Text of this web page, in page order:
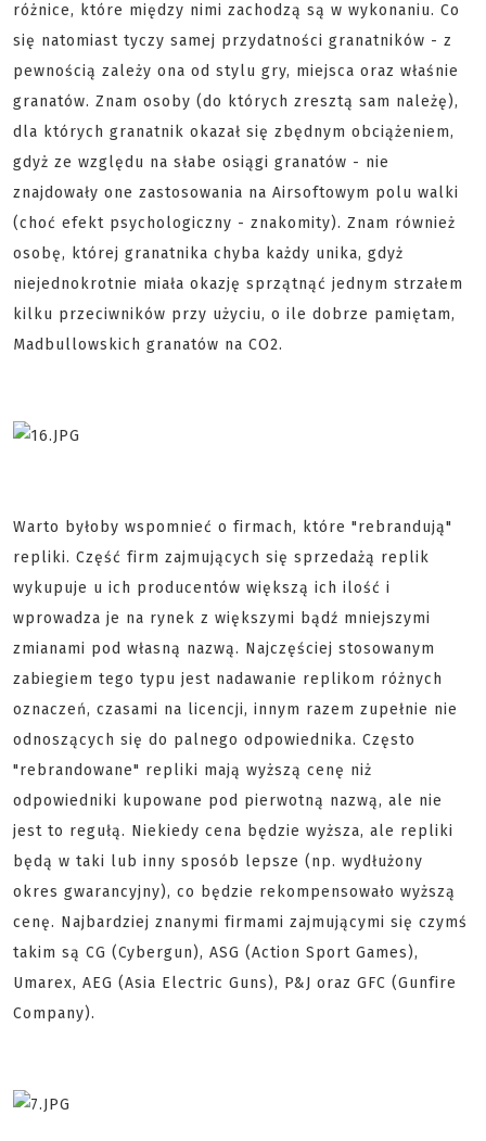
różnice, które między nimi zachodzą są w wykonaniu. Co
się natomiast tyczy samej przydatności granatników - z
pewnością zależy ona od stylu gry, miejsca oraz właśnie
granatów. Znam osoby (do których zresztą sam należę),
dla których granatnik okazał się zbędnym obciążeniem,
gdyż ze względu na słabe osiągi granatów - nie
znajdowały one zastosowania na Airsoftowym polu walki
(choć efekt psychologiczny - znakomity). Znam również
osobę, której granatnika chyba każdy unika, gdyż
niejednokrotnie miała okazję sprzątnąć jednym strzałem
kilku przeciwników przy użyciu, o ile dobrze pamiętam,
Madbullowskich granatów na CO2.
Warto byłoby wspomnieć o firmach, które "rebrandują"
repliki. Część firm zajmujących się sprzedażą replik
wykupuje u ich producentów większą ich ilość i
wprowadza je na rynek z większymi bądź mniejszymi
zmianami pod własną nazwą. Najczęściej stosowanym
zabiegiem tego typu jest nadawanie replikom różnych
oznaczeń, czasami na licencji, innym razem zupełnie nie
odnoszących się do palnego odpowiednika. Często
"rebrandowane" repliki mają wyższą cenę niż
odpowiedniki kupowane pod pierwotną nazwą, ale nie
jest to regułą. Niekiedy cena będzie wyższa, ale repliki
będą w taki lub inny sposób lepsze (np. wydłużony
okres gwarancyjny), co będzie rekompensowało wyższą
cenę. Najbardziej znanymi firmami zajmującymi się czymś
takim są CG (Cybergun), ASG (Action Sport Games),
Umarex, AEG (Asia Electric Guns), P&J oraz GFC (Gunfire
Company).